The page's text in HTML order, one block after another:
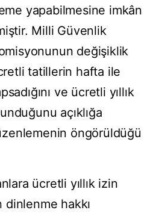
yapabilmesine imkân
Milli Güvenlik
değişiklik
tatillerin hafta ile
ve ücretli yıllık
açıklığa
öngörüldüğü
ücretli yıllık izin
dinlenme hakkı